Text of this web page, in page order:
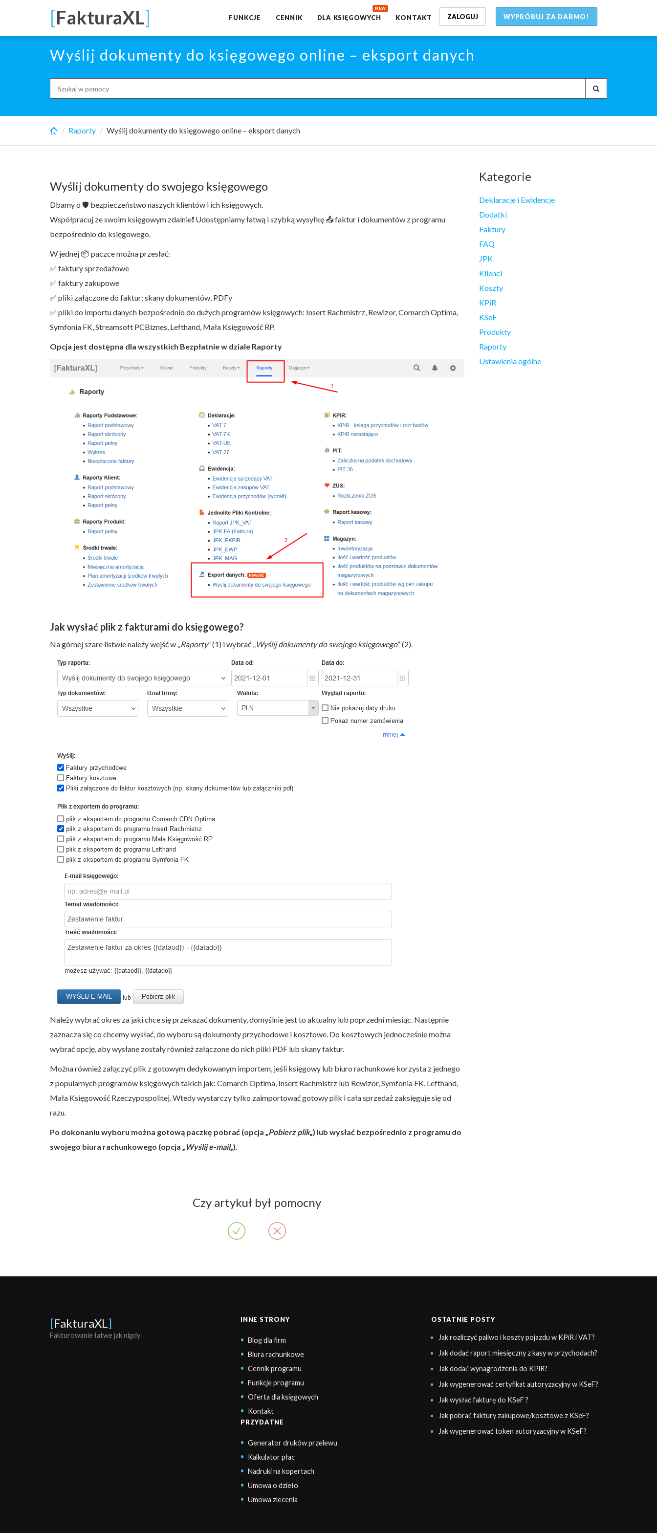
main
[FakturaXL] WYPRÓBUJ ZA DARMO!
ZALOGUJ
FUNKCJE CENNIK DLA KSIĘGOWYCH KONTAKT
Wyślij dokumenty do księgowego online – eksport danych
Search
for:
Raporty Wyślij dokumenty do księgowego online – eksport danych
Wyślij dokumenty do swojego księgowego
Dbamy o 🛡 bezpieczeństwo naszych klientów i ich księgowych.
Współpracuj ze swoim księgowym zdalnie❗️ Udostępniamy łatwą i szybką wysyłkę 📤faktur i dokumentów z programu
bezpośrednio do księgowego.
W jednej 📦 paczce można przesłać:
✅ faktury sprzedażowe
✅ faktury zakupowe
✅ pliki załączone do faktur: skany dokumentów, PDFy
✅ pliki do importu danych bezpośrednio do dużych programów księgowych: Insert Rachmistrz, Rewizor, Comarch Optima,
Symfonia FK, Streamsoft PCBiznes, Lefthand, Mała Księgowość RP.
Opcja jest dostępna dla wszystkich Bezpłatnie w dziale Raporty
Jak wysłać plik z fakturami do księgowego?
Na górnej szare listwie należy wejść w „Raporty” (1) i wybrać „Wyślij dokumenty do swojego księgowego” (2).
Należy wybrać okres za jaki chce się przekazać dokumenty, domyślnie jest to aktualny lub poprzedni miesiąc. Następnie
zaznacza się co chcemy wysłać, do wyboru są dokumenty przychodowe i kosztowe. Do kosztowych jednocześnie można
wybrać opcję, aby wysłane zostały również załączone do nich pliki PDF lub skany faktur.
Można również załączyć plik z gotowym dedykowanym importem, jeśli księgowy lub biuro rachunkowe korzysta z jednego
z popularnych programów księgowych takich jak: Comarch Optima, Insert Rachmistrz lub Rewizor, Symfonia FK, Lefthand,
Mała Księgowość Rzeczypospolitej. Wtedy wystarczy tylko zaimportować gotowy plik i cała sprzedaż zaksięguje się od
razu.
Po dokonaniu wyboru można gotową paczkę pobrać (opcja „Pobierz plik„) lub wysłać bezpośrednio z programu do
swojego biura rachunkowego (opcja „ Wyślij e-mail„).
Czy artykuł był pomocny
Kategorie
Deklaracje i Ewidencje
Dodatki
Faktury
FAQ
JPK
Klienci
Koszty
KPiR
KSeF
Produkty
Raporty
Ustawienia ogólne
[FakturaXL]
Fakturowanie łatwe jak nigdy
INNE STRONY
Blog dla firm
Biura rachunkowe
Cennik programu
Funkcje programu
Oferta dla księgowych
Kontakt
PRZYDATNE
Generator druków przelewu
Kalkulator płac
Nadruki na kopertach
Umowa o dzieło
Umowa zlecenia
OSTATNIE POSTY
Jak rozliczyć paliwo i koszty pojazdu w KPiR i VAT?
Jak dodać raport miesięczny z kasy w przychodach?
Jak dodać wynagrodzenia do KPiR?
Jak wygenerować certyfikat autoryzacyjny w KSeF?
Jak wysłać fakturę do KSeF ?
Jak pobrać faktury zakupowe/kosztowe z KSeF?
Jak wygenerować token autoryzacyjny w KSeF?